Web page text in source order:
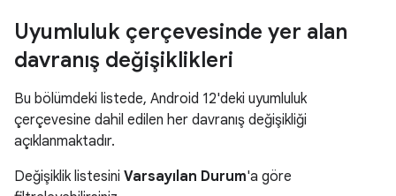
Uyumluluk çerçevesinde yer alan
davranış değişiklikleri
Bu bölümdeki listede, Android 12'deki uyumluluk
çerçevesine dahil edilen her davranış değişikliği
açıklanmaktadır.
Değişiklik listesini Varsayılan Durum'a göre